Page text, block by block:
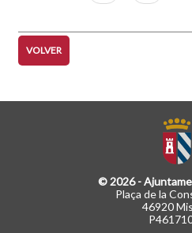
VOLVER
© 2026 -
Plaça de la
46920